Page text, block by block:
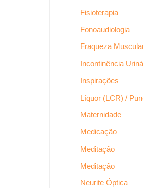
Fisioterapia
Fonoaudiologia
Fraqueza
Incontinência
Inspirações
Líquor (LCR) /
Maternidade
Medicação
Meditação
Meditação
Neurite Óptica